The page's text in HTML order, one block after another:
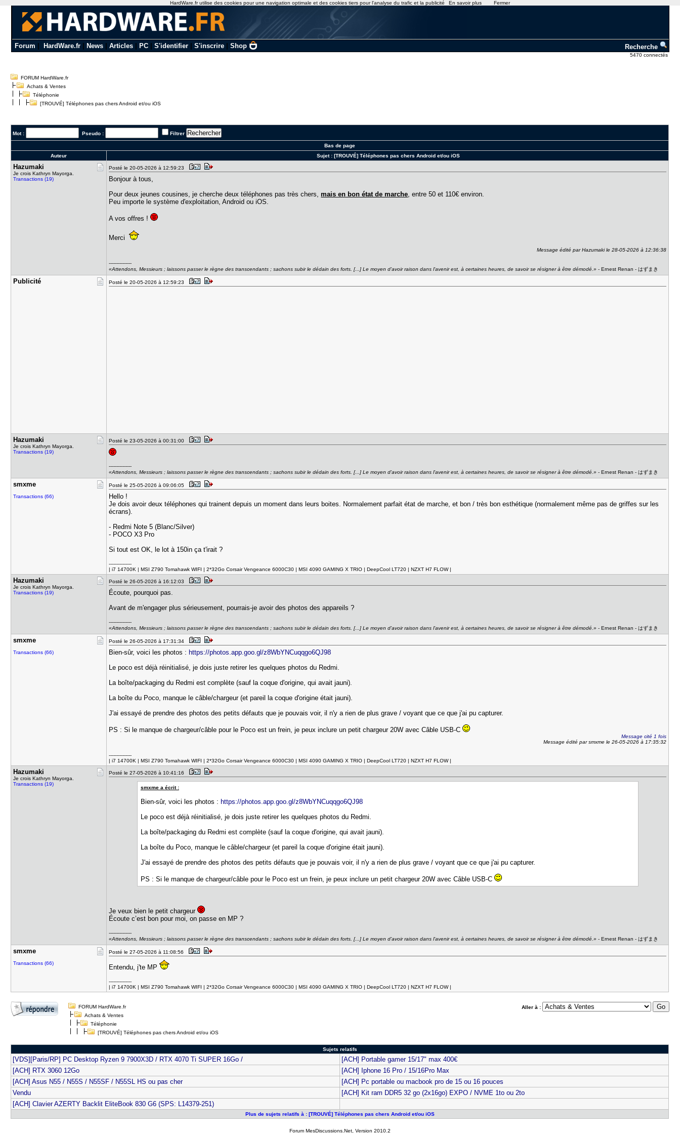
Forum HardWare.fr| News| Articles| PC| S'identifier| S'inscrire| Shop Recherche
5470 connectés
FORUM HardWare.fr
Achats & Ventes
Téléphonie
[TROUVÉ] Téléphones pas chers Android et/ou iOS
Mot : Pseudo : Filtrer
Bas de page
Auteur
Sujet :[TROUVÉ] Téléphones pas chers Android et/ou iOS
Hazumaki
Je crois Kathryn Mayorga.
Transactions (19)
Posté le 20-05-2026 à 12:59:23
Bonjour à tous,
Pour deux jeunes cousines, je cherche deux téléphones pas très chers,mais en bon état de marche, entre 50 et 110€ environ.
Peu importe le système d'exploitation, Android ou iOS.
A vos offres !
Merci
Message édité par Hazumaki le 28-05-2026 à 12:36:38
---------------
«Attendons, Messieurs ; laissons passer le règne des transcendants ; sachons subir le dédain des forts. [...] Le moyen d'avoir raison dans l'avenir est, à certaines heures, de savoir se résigner à être démodé.»- Ernest Renan - はずまき
Publicité Posté le 20-05-2026 à 12:59:23
Hazumaki
Je crois Kathryn Mayorga.
Transactions (19)
Posté le 23-05-2026 à 00:31:00
---------------
«Attendons, Messieurs ; laissons passer le règne des transcendants ; sachons subir le dédain des forts. [...] Le moyen d'avoir raison dans l'avenir est, à certaines heures, de savoir se résigner à être démodé.»- Ernest Renan - はずまき
smxme
Transactions (66)
Posté le 25-05-2026 à 09:06:05
Hello !
Je dois avoir deux téléphones qui trainent depuis un moment dans leurs boites. Normalement parfait état de marche, et bon / très bon esthétique (normalement même pas de griffes sur les
écrans).
- Redmi Note 5 (Blanc/Silver)
- POCO X3 Pro
Si tout est OK, le lot à 150in ça t'irait ?
---------------
| i7 14700K | MSI Z790 Tomahawk WIFI | 2*32Go Corsair Vengeance 6000C30 | MSI 4090 GAMING X TRIO | DeepCool LT720 | NZXT H7 FLOW |
Hazumaki
Je crois Kathryn Mayorga.
Transactions (19)
Posté le 26-05-2026 à 16:12:03
Écoute, pourquoi pas.
Avant de m'engager plus sérieusement, pourrais-je avoir des photos des appareils ?
---------------
«Attendons, Messieurs ; laissons passer le règne des transcendants ; sachons subir le dédain des forts. [...] Le moyen d'avoir raison dans l'avenir est, à certaines heures, de savoir se résigner à être démodé.»- Ernest Renan - はずまき
smxme
Transactions (66)
Posté le 26-05-2026 à 17:31:34
Bien-sûr, voici les photos : https://photos.app.goo.gl/z8WbYNCuqqgo6QJ98
Le poco est déjà réinitialisé, je dois juste retirer les quelques photos du Redmi.
La boîte/packaging du Redmi est complète (sauf la coque d'origine, qui avait jauni).
La boîte du Poco, manque le câble/chargeur (et pareil la coque d'origine était jauni).
J'ai essayé de prendre des photos des petits défauts que je pouvais voir, il n'y a rien de plus grave / voyant que ce que j'ai pu capturer.
PS : Si le manque de chargeur/câble pour le Poco est un frein, je peux inclure un petit chargeur 20W avec Câble USB-C
Message cité 1 fois
Message édité par smxme le 26-05-2026 à 17:35:32
---------------
| i7 14700K | MSI Z790 Tomahawk WIFI | 2*32Go Corsair Vengeance 6000C30 | MSI 4090 GAMING X TRIO | DeepCool LT720 | NZXT H7 FLOW |
Hazumaki
Je crois Kathryn Mayorga.
Transactions (19)
Posté le 27-05-2026 à 10:41:16
smxme a écrit :
Bien-sûr, voici les photos : https://photos.app.goo.gl/z8WbYNCuqqgo6QJ98
Le poco est déjà réinitialisé, je dois juste retirer les quelques photos du Redmi.
La boîte/packaging du Redmi est complète (sauf la coque d'origine, qui avait jauni).
La boîte du Poco, manque le câble/chargeur (et pareil la coque d'origine était jauni).
J'ai essayé de prendre des photos des petits défauts que je pouvais voir, il n'y a rien de plus grave / voyant que ce que j'ai pu capturer.
PS : Si le manque de chargeur/câble pour le Poco est un frein, je peux inclure un petit chargeur 20W avec Câble USB-C
Je veux bien le petit chargeur
Écoute c’est bon pour moi, on passe en MP ?
---------------
«Attendons, Messieurs ; laissons passer le règne des transcendants ; sachons subir le dédain des forts. [...] Le moyen d'avoir raison dans l'avenir est, à certaines heures, de savoir se résigner à être démodé.»- Ernest Renan - はずまき
smxme
Transactions (66)
Posté le 27-05-2026 à 11:08:56
Entendu, j'te MP
---------------
| i7 14700K | MSI Z790 Tomahawk WIFI | 2*32Go Corsair Vengeance 6000C30 | MSI 4090 GAMING X TRIO | DeepCool LT720 | NZXT H7 FLOW |
Aller à :
FORUM HardWare.fr
Achats & Ventes
Téléphonie
[TROUVÉ] Téléphones pas chers Android et/ou iOS
Sujets relatifs
[VDS][Paris/RP] PC Desktop Ryzen 9 7900X3D / RTX 4070 Ti SUPER 16Go /
[ACH] Portable gamer 15/17" max 400€
[ACH] RTX 3060 12Go
[ACH] Iphone 16 Pro / 15/16Pro Max
[ACH] Asus N55 / N55S / N55SF / N55SL HS ou pas cher
[ACH] Pc portable ou macbook pro de 15 ou 16 pouces
Vendu
[ACH] Kit ram DDR5 32 go (2x16go) EXPO / NVME 1to ou 2to
[ACH] Clavier AZERTY Backlit EliteBook 830 G6 (SPS: L14379-251)
Plus de sujets relatifs à : [TROUVÉ] Téléphones pas chers Android et/ou iOS
Forum MesDiscussions.Net , Version 2010.2
HardWare.fr utilise des cookies pour une navigation optimale et des cookies tiers pour l'analyse du trafic et la publicité En savoir plus Fermer